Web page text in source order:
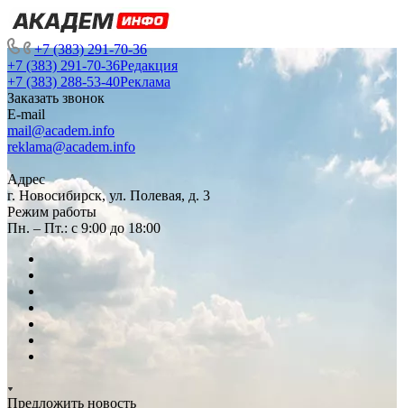
+7 (383) 291-70-36
+7 (383) 291-70-36Редакция
+7 (383) 288-53-40Реклама
Заказать звонок
E-mail
mail@academ.info
reklama@academ.info
Адрес
г. Новосибирск, ул. Полевая, д. 3
Режим работы
Пн. – Пт.: с 9:00 до 18:00
Предложить новость